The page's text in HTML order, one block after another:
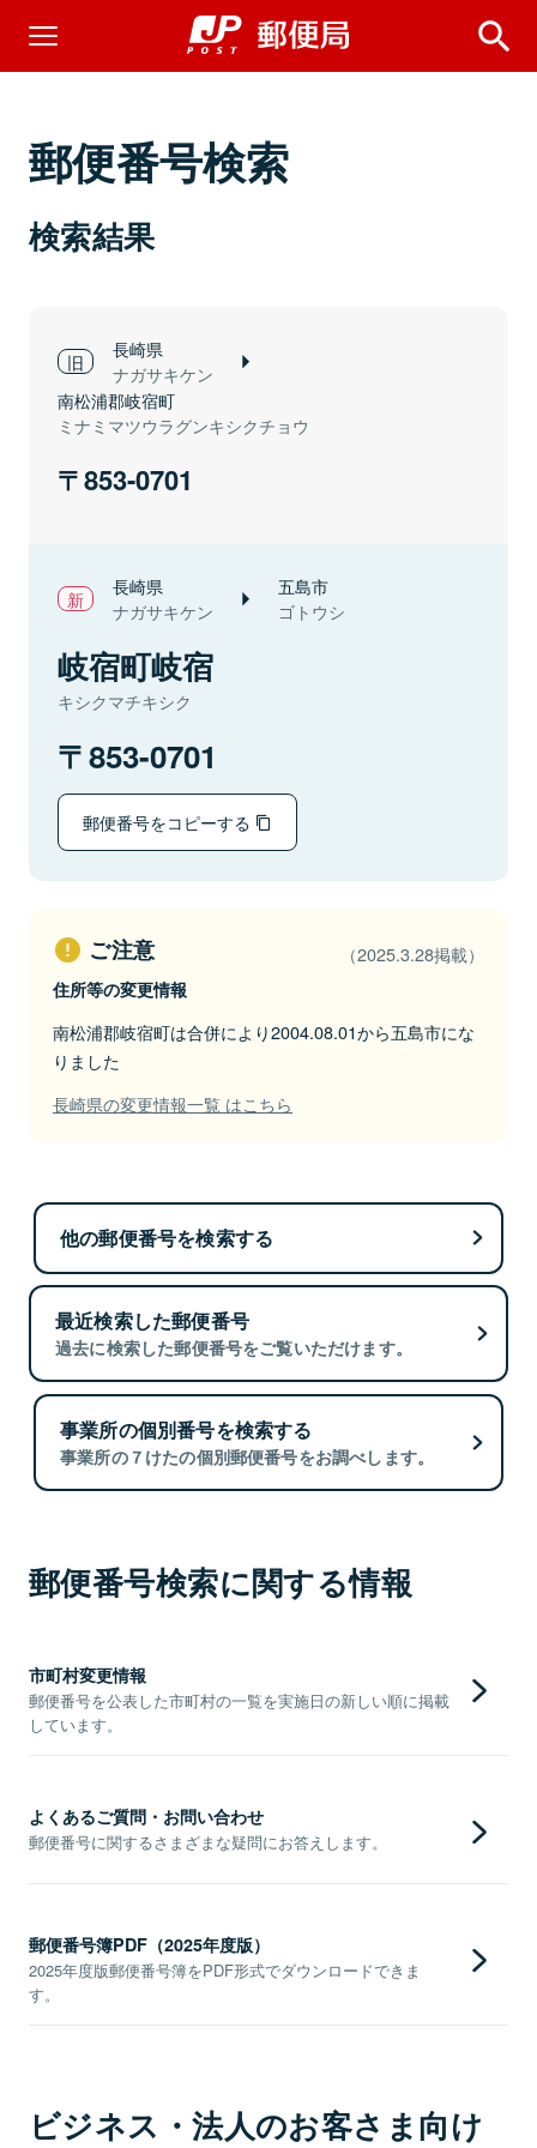
郵便番号検索
検索結果
長崎県
ナガサキケン
南松浦郡岐宿町
ミナミマツウラグンキシクチョウ
853-0701
長崎県
ナガサキケン
五島市
ゴトウシ
岐宿町岐宿
キシクマチキシク
853-0701
郵便番号をコピーする
ご注意 （2025.3.28掲載）
住所等の変更情報
南松浦郡岐宿町は合併により2004.08.01から五島市にな
りました
長崎県の変更情報一覧 はこちら
他の郵便番号を検索する
最近検索した郵便番号
過去に検索した郵便番号をご覧いただけます。
事業所の個別番号を検索する
事業所の７けたの個別郵便番号をお調べします。
郵便番号検索に関する情報
市町村変更情報
郵便番号を公表した市町村の一覧を実施日の新しい順に掲載
しています。
よくあるご質問・お問い合わせ
郵便番号に関するさまざまな疑問にお答えします。
郵便番号簿PDF（2025年度版）
2025年度版郵便番号簿をPDF形式でダウンロードできま
す。
ビジネス・法人のお客さま向け